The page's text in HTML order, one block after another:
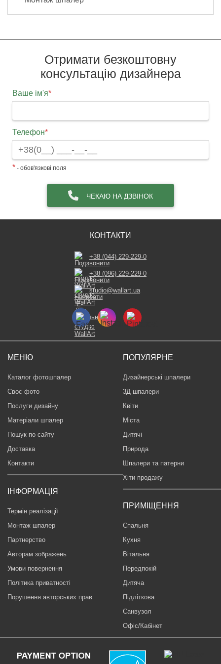
Отримати безкоштовну
консультацію дизайнера
Ваше ім'я*
Телефон*
* - обов'язкові поля
ЧЕКАЮ НА ДЗВІНОК
МЕНЮ
Каталог фотошпалер
Своє фото
Послуги дизайну
Матеріали шпалер
Пошук по сайту
Доставка
Контакти
ІНФОРМАЦІЯ
Термін реалізації
Монтаж шпалер
Партнерство
Авторам зображень
Умови повернення
Політика приватності
Порушення авторських прав
ПОПУЛЯРНЕ
Дизайнерські шпалери
3Д шпалери
Квіти
Міста
Дитячі
Природа
Шпалери та патерни
Хіти продажу
ПРИМІЩЕННЯ
Спальня
Кухня
Вітальня
Передпокій
Дитяча
Підліткова
Санвузол
Офіс/Кабінет
КОНТАКТИ
+38 (044) 229-229-0
+38 (096) 229-229-0
studio@wallart.ua